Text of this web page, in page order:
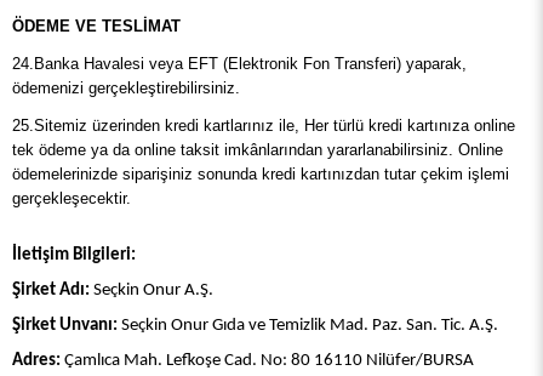
ÖDEME VE TESLİMAT
24.Banka Havalesi veya EFT (Elektronik Fon Transferi) yaparak,
ödemenizi gerçekleştirebilirsiniz.
25.Sitemiz üzerinden kredi kartlarınız ile, Her türlü kredi kartınıza online
tek ödeme ya da online taksit imkânlarından yararlanabilirsiniz. Online
ödemelerinizde siparişiniz sonunda kredi kartınızdan tutar çekim işlemi
gerçekleşecektir.
İletişim Bilgileri:
Şirket Adı: Seçkin Onur A.Ş.
Şirket Unvanı: Seçkin Onur Gıda ve Temizlik Mad. Paz. San. Tic. A.Ş.
Adres: Çamlıca Mah. Lefkoşe Cad. No: 80 16110 Nilüfer/BURSA